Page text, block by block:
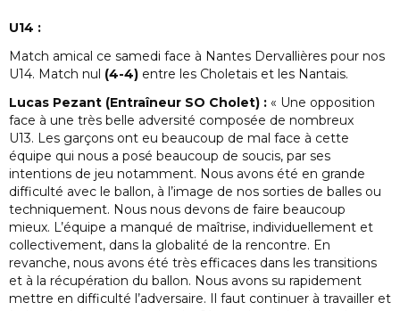
U14 :
Match amical ce samedi face à Nantes Dervallières pour nos
U14. Match nul (4-4) entre les Choletais et les Nantais.
Lucas Pezant (Entraîneur SO Cholet) : « Une opposition
face à une très belle adversité composée de nombreux
U13. Les garçons ont eu beaucoup de mal face à cette
équipe qui nous a posé beaucoup de soucis, par ses
intentions de jeu notamment. Nous avons été en grande
difficulté avec le ballon, à l’image de nos sorties de balles ou
techniquement. Nous nous devons de faire beaucoup
mieux. L’équipe a manqué de maîtrise, individuellement et
collectivement, dans la globalité de la rencontre. En
revanche, nous avons été très efficaces dans les transitions
et à la récupération du ballon. Nous avons su rapidement
mettre en difficulté l’adversaire. Il faut continuer à travailler et